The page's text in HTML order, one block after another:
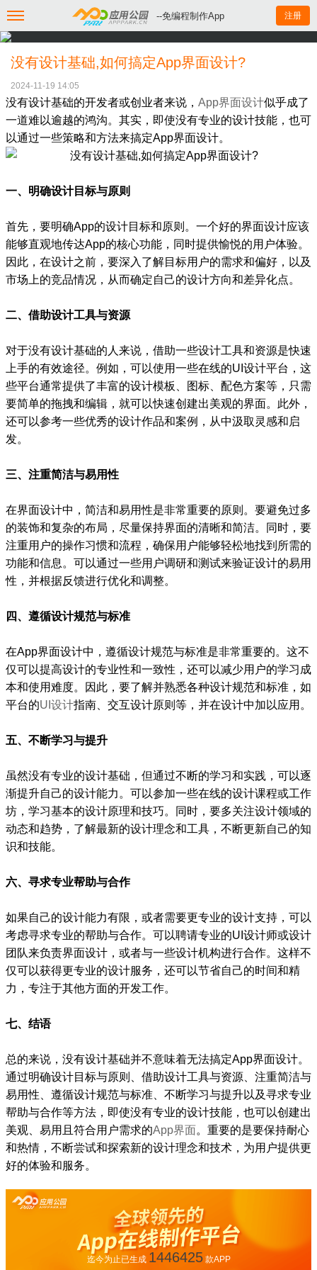
--免编程制作App 注册
没有设计基础,如何搞定App界面设计?
2024-11-19 14:05
没有设计基础的开发者或创业者来说， App界面设计似乎成了
一道难以逾越的鸿沟。其实，即使没有专业的设计技能，也可
以通过一些策略和方法来搞定App界面设计。
一、明确设计目标与原则
首先，要明确App的设计目标和原则。一个好的界面设计应该
能够直观地传达App的核心功能，同时提供愉悦的用户体验。
因此，在设计之前，要深入了解目标用户的需求和偏好，以及
市场上的竞品情况，从而确定自己的设计方向和差异化点。
二、借助设计工具与资源
对于没有设计基础的人来说，借助一些设计工具和资源是快速
上手的有效途径。例如，可以使用一些在线的UI设计平台，这
些平台通常提供了丰富的设计模板、图标、配色方案等，只需
要简单的拖拽和编辑，就可以快速创建出美观的界面。此外，
还可以参考一些优秀的设计作品和案例，从中汲取灵感和启
发。
三、注重简洁与易用性
在界面设计中，简洁和易用性是非常重要的原则。要避免过多
的装饰和复杂的布局，尽量保持界面的清晰和简洁。同时，要
注重用户的操作习惯和流程，确保用户能够轻松地找到所需的
功能和信息。可以通过一些用户调研和测试来验证设计的易用
性，并根据反馈进行优化和调整。
四、遵循设计规范与标准
在App界面设计中，遵循设计规范与标准是非常重要的。这不
仅可以提高设计的专业性和一致性，还可以减少用户的学习成
本和使用难度。因此，要了解并熟悉各种设计规范和标准，如
平台的UI设计指南、交互设计原则等，并在设计中加以应用。
五、不断学习与提升
虽然没有专业的设计基础，但通过不断的学习和实践，可以逐
渐提升自己的设计能力。可以参加一些在线的设计课程或工作
坊，学习基本的设计原理和技巧。同时，要多关注设计领域的
动态和趋势，了解最新的设计理念和工具，不断更新自己的知
识和技能。
六、寻求专业帮助与合作
如果自己的设计能力有限，或者需要更专业的设计支持，可以
考虑寻求专业的帮助与合作。可以聘请专业的UI设计师或设计
团队来负责界面设计，或者与一些设计机构进行合作。这样不
仅可以获得更专业的设计服务，还可以节省自己的时间和精
力，专注于其他方面的开发工作。
七、结语
总的来说，没有设计基础并不意味着无法搞定App界面设计。
通过明确设计目标与原则、借助设计工具与资源、注重简洁与
易用性、遵循设计规范与标准、不断学习与提升以及寻求专业
帮助与合作等方法，即使没有专业的设计技能，也可以创建出
美观、易用且符合用户需求的App界面。重要的是要保持耐心
和热情，不断尝试和探索新的设计理念和技术，为用户提供更
好的体验和服务。
迄今为止已生成 1446425款APP